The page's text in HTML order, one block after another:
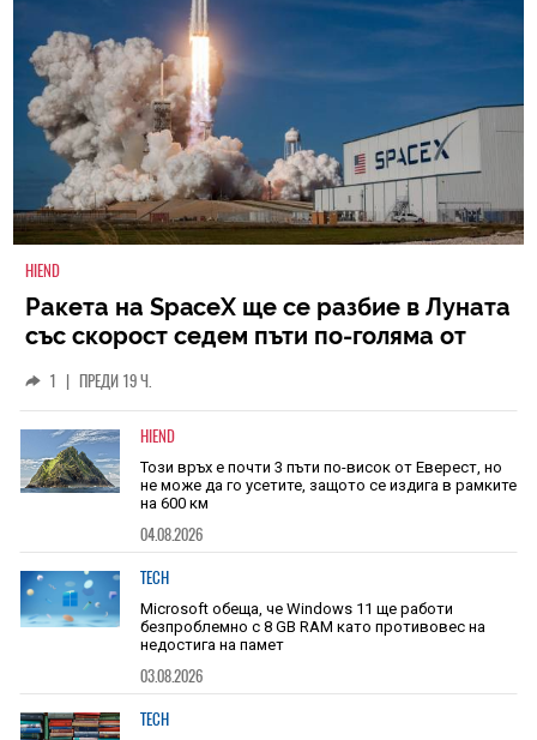
HIEND
Ракета на SpaceX ще се разбие в Луната
със скорост седем пъти по-голяма от
1 ПРЕДИ 19 Ч.
HIEND
Този връх е почти 3 пъти по-висок от Еверест, но
не може да го усетите, защото се издига в рамките
на 600 км
04.08.2026
TECH
Microsoft обеща, че Windows 11 ще работи
безпроблемно с 8 GB RAM като противовес на
недостига на памет
03.08.2026
TECH